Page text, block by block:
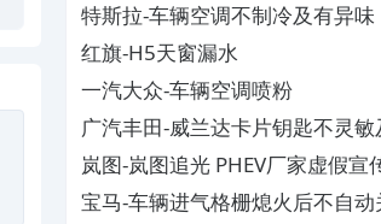
特斯拉-车辆空调不制冷及有异味
红旗-H5天窗漏水
一汽大众-车辆空调喷粉
广汽丰田-威兰达卡片钥匙不灵敏
磁
岚图-岚图追光 PHEV厂家虚假宣
置与功能
宝马-车辆进气格栅熄火后不自动